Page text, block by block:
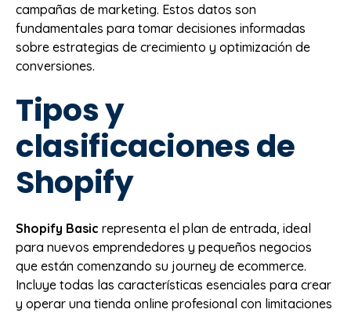
campañas de marketing. Estos datos son
fundamentales para tomar decisiones informadas
sobre estrategias de crecimiento y optimización de
conversiones.
Tipos y
clasificaciones de
Shopify
Shopify Basic representa el plan de entrada, ideal
para nuevos emprendedores y pequeños negocios
que están comenzando su journey de ecommerce.
Incluye todas las características esenciales para crear
y operar una tienda online profesional con limitaciones